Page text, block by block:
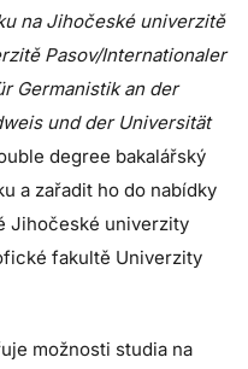
na Jihočeské univerzitě
Pasov/Internationaler
Germanistik an der
und der Universität
degree bakalářský
a zařadit ho do nabídky
Jihočeské univerzity
fakultě Univerzity
možnosti studia na